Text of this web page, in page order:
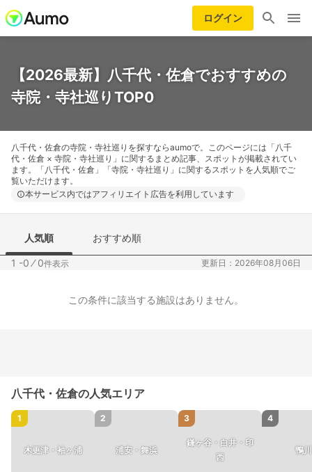
ログイン
【2026最新】八千代・佐倉でおすすめの
寺院・寺社巡りTOP0
八千代・佐倉の寺院・寺社巡りを探すならaumoで。このページには「八千
代・佐倉 × 寺院・寺社巡り」に関するまとめ記事、スポットが掲載されてい
ます。「八千代・佐倉」「寺院・寺社巡り」に関するスポットを人気順でご
覧いただけます。
本サービス内ではアフィリエイト広告を利用しています
人気順 おすすめ順
1 -0 ⁄0件表示 更新日：2026年08月06日
この条件に該当する施設はありません。
八千代・佐倉の人気エリア
1
木更津・袖ヶ浦
2
浦安・舞浜
3
鎌ヶ谷・白井・印
西
4
鴨川